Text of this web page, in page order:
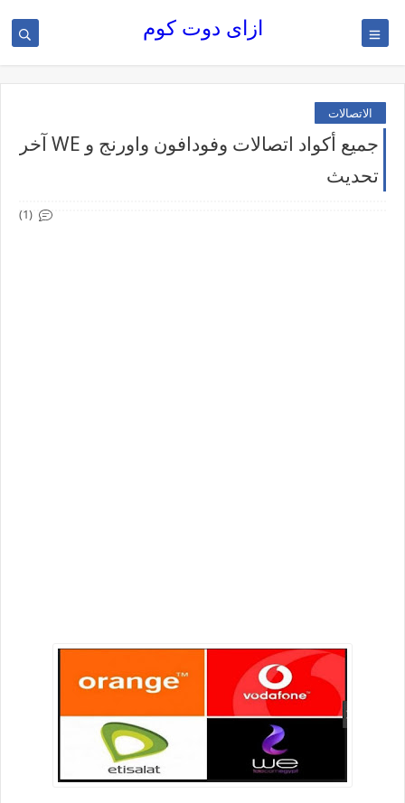
ازاى دوت كوم
الاتصالات
جميع أكواد اتصالات وفودافون واورنج و WE آخر
تحديث
(1)